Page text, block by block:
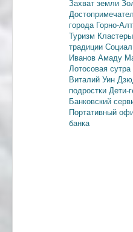
Захват земли
города Горно-
Туризм Кластеры
традиции
Иванов Амаду
Лотосовая сутра
Виталий Уин
подростки Дети-
Банковский
Портативный
банка